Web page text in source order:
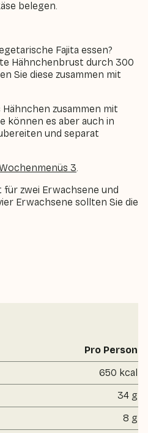
belegen.
Fajita essen?
Hähnchenbrust durch 300
Sie diese zusammen mit
zusammen mit
können es aber auch in
und separat
3.
für zwei Erwachsene und
Erwachsene sollten Sie die
Pro Person
650 kcal
34 g
8 g